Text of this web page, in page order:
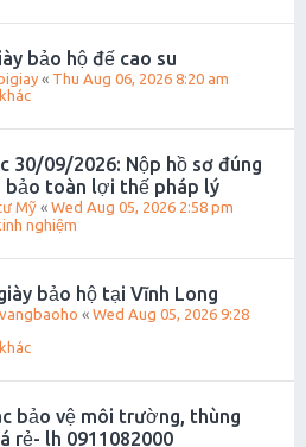
bảo hộ đế cao su
« Thu Aug 06, 2026 8:20 am
30/09/2026: Nộp hồ sơ đúng
bảo toàn lợi thế pháp lý
Mỹ « Wed Aug 05, 2026 2:58 pm
nghiệm
bảo hộ tại Vĩnh Long
« Wed Aug 05, 2026 9:28
bảo vệ môi trường, thùng
rẻ- lh 0911082000